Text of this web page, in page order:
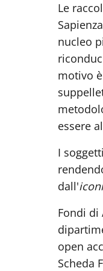
Le
nucleo
motivo
essere
I
dall'
Fondi di
open
Scheda